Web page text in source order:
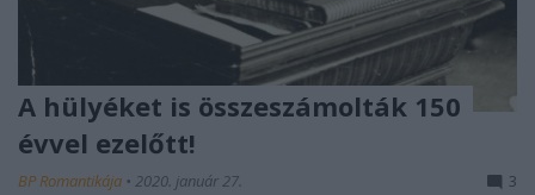
A hülyéket is összeszámolták 150
évvel ezelőtt!
BP Romantikája • 2020. január 27. 3